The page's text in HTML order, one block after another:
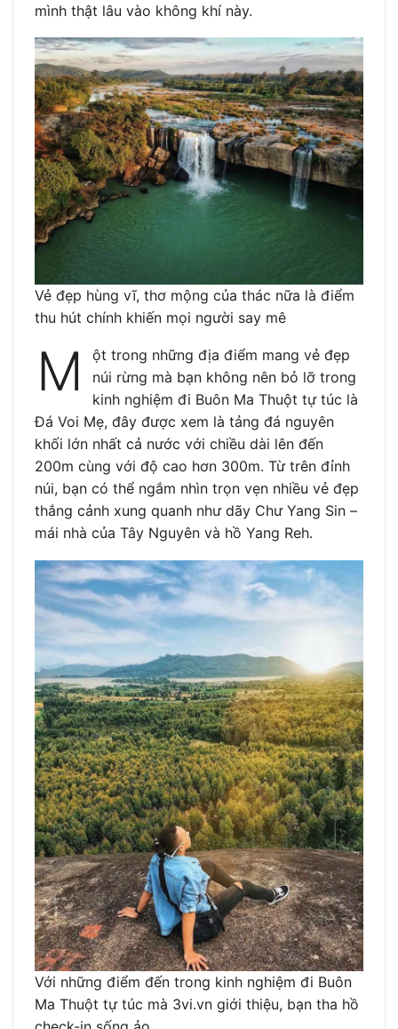
mình thật lâu vào không khí này.
Vẻ đẹp hùng vĩ, thơ mộng của thác nữa là điểm
thu hút chính khiến mọi người say mê
M
ột trong những địa điểm mang vẻ đẹp
núi rừng mà bạn không nên bỏ lỡ trong
kinh nghiệm đi Buôn Ma Thuột tự túc là
Đá Voi Mẹ, đây được xem là tảng đá nguyên
khối lớn nhất cả nước với chiều dài lên đến
200m cùng với độ cao hơn 300m. Từ trên đỉnh
núi, bạn có thể ngắm nhìn trọn vẹn nhiều vẻ đẹp
thắng cảnh xung quanh như dãy Chư Yang Sin –
mái nhà của Tây Nguyên và hồ Yang Reh.
Với những điểm đến trong kinh nghiệm đi Buôn
Ma Thuột tự túc mà 3vi.vn giới thiệu, bạn tha hồ